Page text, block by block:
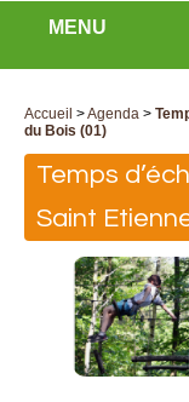
MENU
Accueil >Agenda >
du Bois (01)
Temps
Saint